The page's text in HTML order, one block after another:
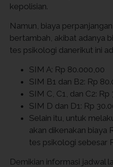
kepolisian.
Namun, biaya
bertambah, akibat adanya
tes psikologi danerikut ini
SIM A: Rp 80.000,00
SIM B1 dan B2: Rp
SIM C, C1, dan C2: Rp
SIM D dan D1: Rp
Selain itu, untuk
akan dikenakan biaya
tes psikologi sebesar
Demikian informasi jadwal